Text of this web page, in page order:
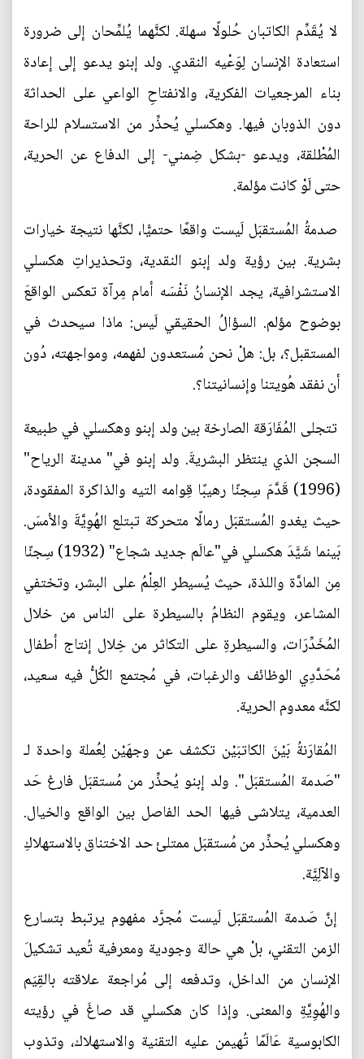
لا يُقَدِّم الكاتبان حُلولًا سهلة. لكنَّهما يُلمِّحان إلى ضرورة
استعادة الإنسان لِوَعْيه النقدي. ولد إبنو يدعو إلى إعادة
بناء المرجعيات الفكرية، والانفتاحِ الواعي على الحداثة
دون الذوبان فيها. وهكسلي يُحذِّر من الاستسلام للراحة
المُطْلقة، ويدعو -بشكل ضِمني- إلى الدفاع عن الحرية،
حتى لَوْ كانت مؤلمة.
صدمةُ المُستقبَل لَيست واقعًا حتميًّا، لكنَّها نتيجة خيارات
بشرية. بين رؤية ولد إبنو النقدية، وتحذيراتِ هكسلي
الاستشرافية، يجد الإنسانُ نَفْسَه أمام مِرآة تعكس الواقعَ
بوضوح مؤلم. السؤالُ الحقيقي لَيس: ماذا سيحدث في
المستقبل؟، بل: هلْ نحن مُستعدون لفهمه، ومواجهته، دُون
أن نفقد هُويتنا وإنسانيتنا؟.
تتجلى المُفَارَقة الصارخة بين ولد إبنو وهكسلي في طبيعة
السجن الذي ينتظر البشريةَ. ولد إبنو في" مدينة الرياح"
(1996) قَدَّمَ سِجنًا رهيبًا قِوامه التيه والذاكرة المفقودة،
حيث يغدو المُستقبَل رمالًا متحركة تبتلع الهُوِيَّةَ والأمسَ.
بَينما شَيَّدَ هكسلي في"عالَم جديد شجاع" (1932) سِجنًا
مِن المادَّة واللذة، حيث يُسيطر العِلْمُ على البشر، وتختفي
المشاعر، ويقوم النظامُ بالسيطرة على الناس من خلال
المُخَدِّرَات، والسيطرةِ على التكاثر من خِلال إنتاج أطفال
مُحَدَّدِي الوظائف والرغبات، في مُجتمع الكُلُّ فيه سعيد،
لكنَّه معدوم الحرية.
المُقارَنةُ بَيْنَ الكاتبَيْن تكشف عن وجهَيْن لِعُملة واحدة لـ
"صَدمة المُستقبَل". ولد إبنو يُحذِّر من مُستقبَل فارغ حَد
العدمية، يتلاشى فيها الحد الفاصل بين الواقع والخيال.
وهكسلي يُحذِّر من مُستقبَل ممتلئ حد الاختناق بالاستهلاكِ
والآلِيَّة.
إنَّ صَدمة المُستقبَل لَيست مُجرَّد مفهوم يرتبط بتسارع
الزمن التقني، بلْ هي حالة وجودية ومعرفية تُعيد تشكيلَ
الإنسان من الداخل، وتدفعه إلى مُراجعة علاقته بالقِيَم
والهُوِيَّةِ والمعنى. وإذا كان هكسلي قد صاغَ في رؤيته
الكابوسية عَالَمًا تُهيمن عليه التقنية والاستهلاك، وتذوب